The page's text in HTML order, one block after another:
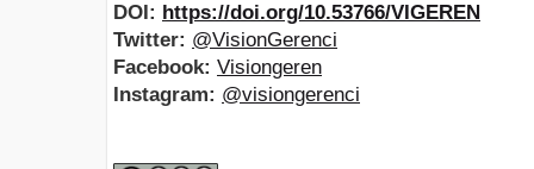
DOI: https://doi.org/10.53766/VIGEREN
Twitter: @VisionGerenci
Facebook: Visiongeren
Instagram: @visiongerenci